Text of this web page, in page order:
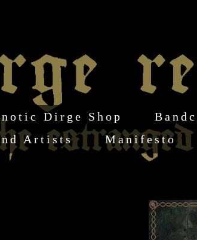
Dirge Shop
Artists Manifesto